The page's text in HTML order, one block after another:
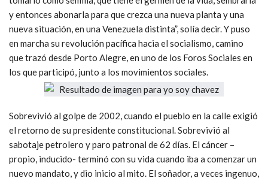
y entonces abonarla para que crezca una nueva planta y una
nueva situación, en una Venezuela distinta”, solía decir. Y puso
en marcha su revolución pacífica hacia el socialismo, camino
que trazó desde Porto Alegre, en uno de los Foros Sociales en
los que participó, junto a los movimientos sociales.
Sobrevivió al golpe de 2002, cuando el pueblo en la calle exigió
el retorno de su presidente constitucional. Sobrevivió al
sabotaje petrolero y paro patronal de 62 días. El cáncer –
propio, inducido- terminó con su vida cuando iba a comenzar un
nuevo mandato, y dio inicio al mito. El soñador, a veces ingenuo,